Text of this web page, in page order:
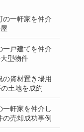
の一軒家を仲介
一戸建てを仲介
型物件
の資材置き場用
土地を成約
一軒家を仲介し
の売却成功事例